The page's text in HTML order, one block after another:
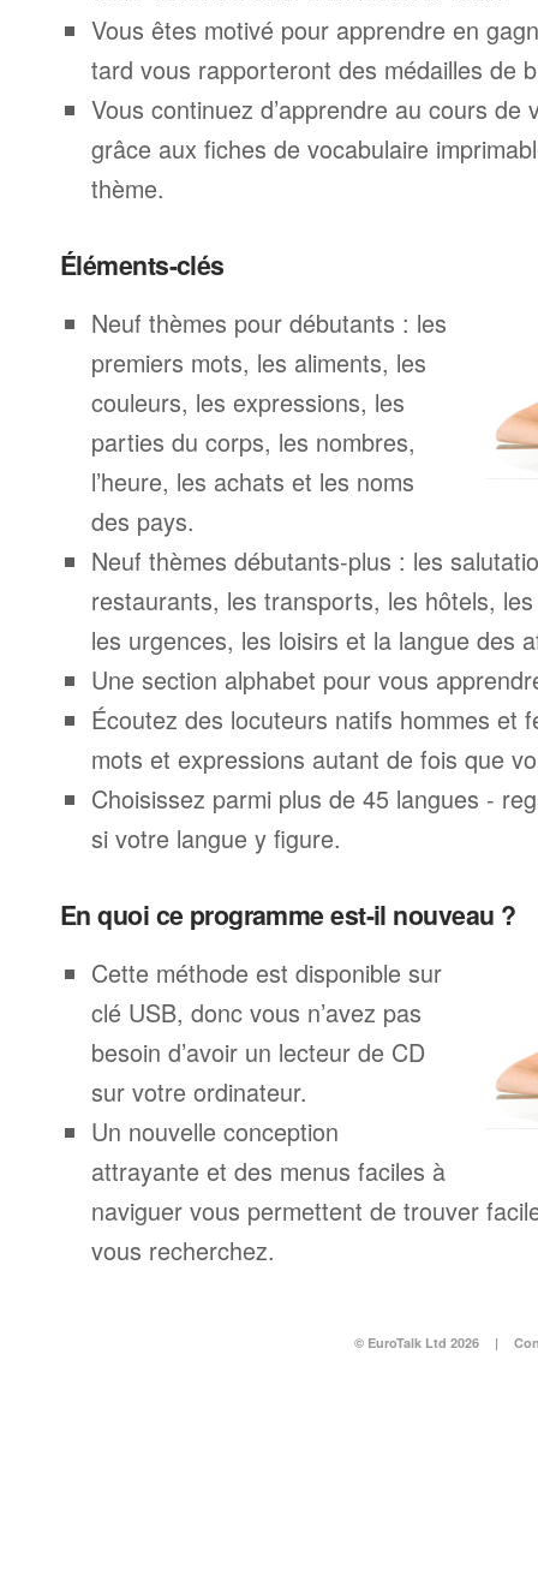
Vous êtes motivé pour apprendre en
tard vous rapporteront des médailles de
Vous continuez d’apprendre au cours de
grâce aux fiches de vocabulaire
thème.
Éléments-clés
Neuf thèmes pour débutants : les
premiers mots, les aliments, les
couleurs, les expressions, les
parties du corps, les nombres,
l’heure, les achats et les noms
des pays.
Neuf thèmes débutants-plus : les
restaurants, les transports, les hôtels,
les urgences, les loisirs et la langue des
Une section alphabet pour vous
Écoutez des locuteurs natifs hommes et
mots et expressions autant de fois que
Choisissez parmi plus de 45 langues -
si votre langue y figure.
En quoi ce programme est-il nouveau ?
Cette méthode est disponible sur
clé USB, donc vous n’avez pas
besoin d’avoir un lecteur de CD
sur votre ordinateur.
Un nouvelle conception
attrayante et des menus faciles à
naviguer vous permettent de trouver
vous recherchez.
© EuroTalk Ltd 2026 |